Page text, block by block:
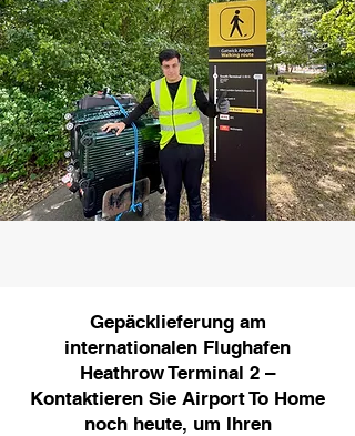
Gepäcklieferung am
internationalen Flughafen
Heathrow Terminal 2 –
Kontaktieren Sie Airport To Home
noch heute, um Ihren